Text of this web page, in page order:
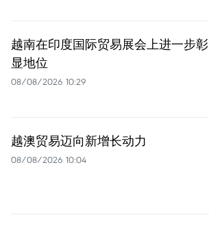
越南在印度国际贸易展会上进一步彰
显地位
08/08/2026 10:29
越澳贸易迈向新增长动力
08/08/2026 10:04